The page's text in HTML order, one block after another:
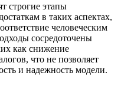
строгие этапы
в таких аспектах,
человеческим
сосредоточены
как снижение
что не позволяет
и надежность модели.